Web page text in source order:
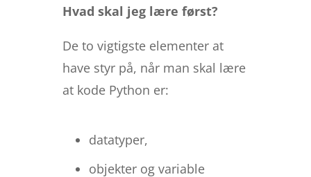
Hvad skal jeg lære først?
De to vigtigste elementer at
have styr på, når man skal lære
at kode Python er:
datatyper,
objekter og variable